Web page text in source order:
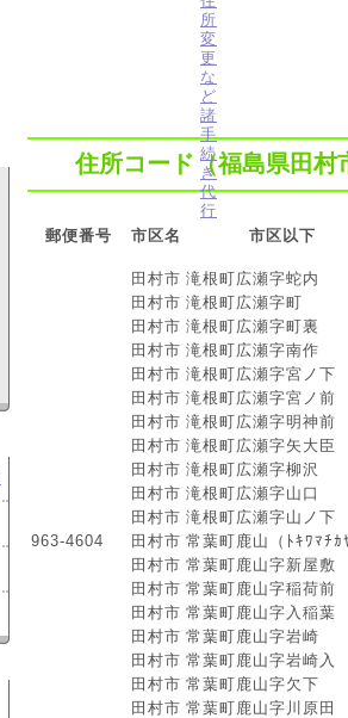
住所コード（福島県田村
郵便番号 市区名 市区以下
田村市 滝根町広瀬字蛇内
田村市 滝根町広瀬字町
田村市 滝根町広瀬字町裏
田村市 滝根町広瀬字南作
田村市 滝根町広瀬字宮ノ下
田村市 滝根町広瀬字宮ノ前
田村市 滝根町広瀬字明神前
田村市 滝根町広瀬字矢大臣
田村市 滝根町広瀬字柳沢
田村市 滝根町広瀬字山口
田村市 滝根町広瀬字山ノ下
963-4604
田村市 常葉町鹿山（ﾄｷﾜﾏﾁｶ
田村市 常葉町鹿山字新屋敷
田村市 常葉町鹿山字稲荷前
田村市 常葉町鹿山字入稲葉
田村市 常葉町鹿山字岩崎
田村市 常葉町鹿山字岩崎入
田村市 常葉町鹿山字欠下
田村市 常葉町鹿山字川原田